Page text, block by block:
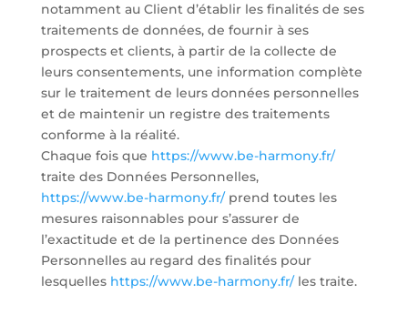
notamment au Client d’établir les finalités de ses
traitements de données, de fournir à ses
prospects et clients, à partir de la collecte de
leurs consentements, une information complète
sur le traitement de leurs données personnelles
et de maintenir un registre des traitements
conforme à la réalité.
Chaque fois que https://www.be-harmony.fr/
traite des Données Personnelles,
https://www.be-harmony.fr/prend toutes les
mesures raisonnables pour s’assurer de
l’exactitude et de la pertinence des Données
Personnelles au regard des finalités pour
lesquelles https://www.be-harmony.fr/les traite.